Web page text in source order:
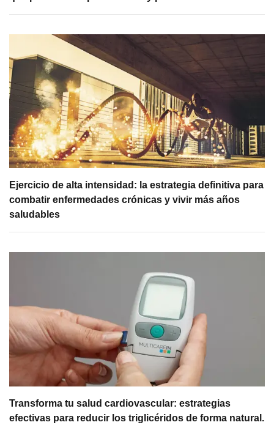
Ejercicio de alta intensidad: la estrategia definitiva para
combatir enfermedades crónicas y vivir más años
saludables
Transforma tu salud cardiovascular: estrategias
efectivas para reducir los triglicéridos de forma natural.